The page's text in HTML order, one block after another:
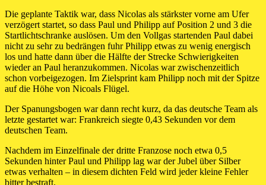
Die geplante Taktik war, dass Nicolas als stärkster vorne am Ufer
verzögert startet, so dass Paul und Philipp auf Position 2 und 3 die
Startlichtschranke auslösen. Um den Vollgas startenden Paul dabei
nicht zu sehr zu bedrängen fuhr Philipp etwas zu wenig energisch
los und hatte dann über die Hälfte der Strecke Schwierigkeiten
wieder an Paul heranzukommen. Nicolas war zwischenzeitlich
schon vorbeigezogen. Im Zielsprint kam Philipp noch mit der Spitze
auf die Höhe von Nicoals Flügel.
Der Spanungsbogen war dann recht kurz, da das deutsche Team als
letzte gestartet war: Frankreich siegte 0,43 Sekunden vor dem
deutschen Team.
Nachdem im Einzelfinale der dritte Franzose noch etwa 0,5
Sekunden hinter Paul und Philipp lag war der Jubel über Silber
etwas verhalten – in diesem dichten Feld wird jeder kleine Fehler
bitter bestraft.